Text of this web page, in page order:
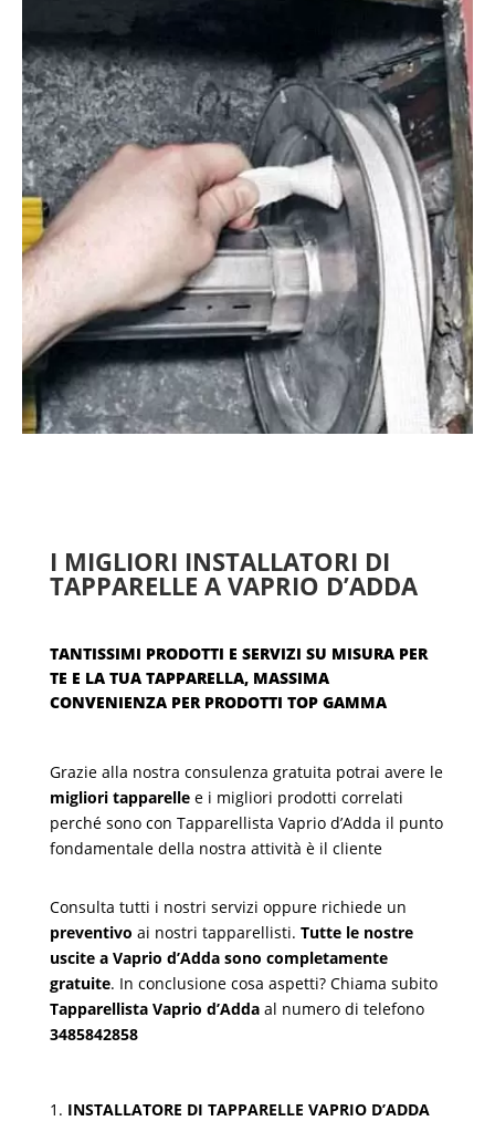
I MIGLIORI INSTALLATORI DI
TAPPARELLE A VAPRIO D’ADDA
TANTISSIMI PRODOTTI E SERVIZI SU MISURA PER
TE E LA TUA TAPPARELLA, MASSIMA
CONVENIENZA PER PRODOTTI TOP GAMMA
Grazie alla nostra consulenza gratuita potrai avere le
migliori tapparellee i migliori prodotti correlati
perché sono con Tapparellista Vaprio d’Adda il punto
fondamentale della nostra attività è il cliente
Consulta tutti i nostri servizi oppure richiede un
preventivo ai nostri tapparellisti. Tutte le nostre
uscite a Vaprio d’Adda sono completamente
gratuite. In conclusione cosa aspetti? Chiama subito
Tapparellista Vaprio d’Addaal numero di telefono
3485842858
INSTALLATORE DI TAPPARELLE VAPRIO D’ADDA